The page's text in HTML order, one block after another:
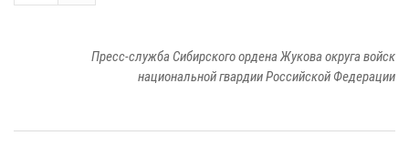
Пресс-служба Сибирского ордена Жукова округа войск
национальной гвардии Российской Федерации